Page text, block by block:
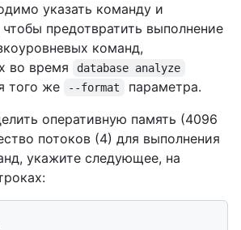
указать команду и
предотвратить выполнение
команд,
во время
database analyze
того же --format
параметра.
оперативную память (4096
потоков (4) для выполнения
укажите следующее, на